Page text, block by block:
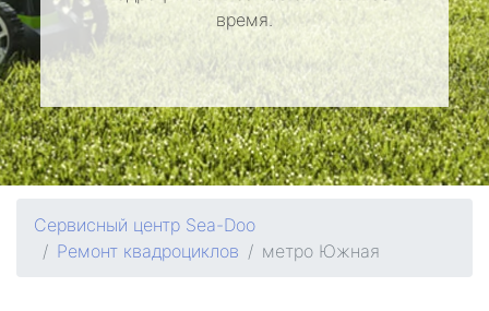
время.
Сервисный центр Sea-Doo
Ремонт квадроциклов
метро Южная